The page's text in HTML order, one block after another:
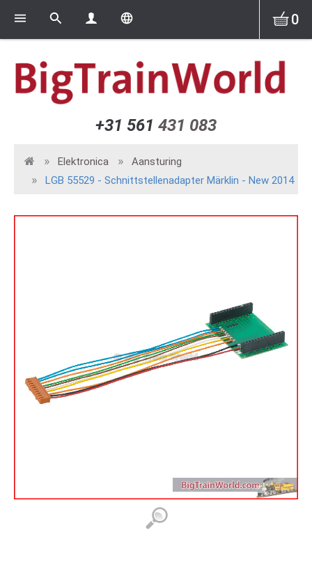
+31 561 431 083
0
Elektronica
Aansturing
LGB 55529 - Schnittstellenadapter Märklin - New 2014